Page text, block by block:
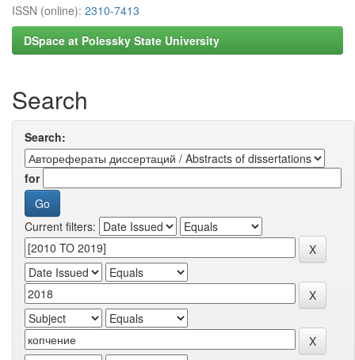
ISSN (online): 2310-7413
DSpace at Polessky State University
Search
Search:
for
Current filters: